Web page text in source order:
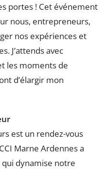
portes ! Cet événement
nous, entrepreneurs,
nos expériences et
J’attends avec
les moments de
d’élargir mon
est un rendez-vous
Marne Ardennes a
dynamise notre